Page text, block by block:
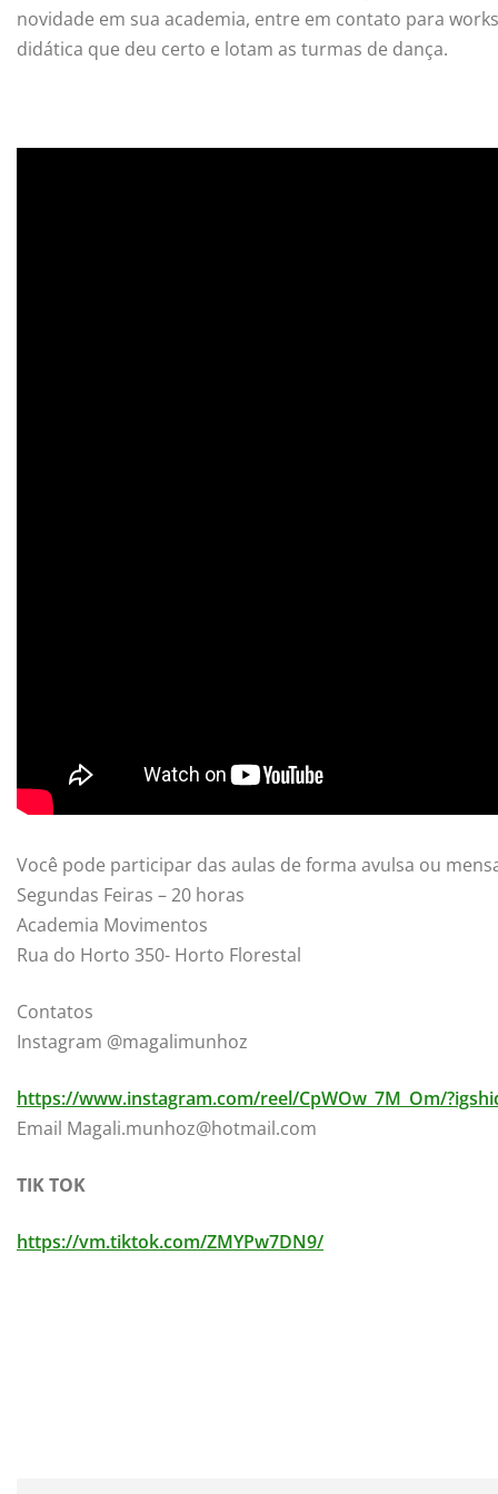
novidade em sua academia, entre em contato para
didática que deu certo e lotam as turmas de dança.
Você pode participar das aulas de forma avulsa ou
Segundas Feiras – 20 horas
Academia Movimentos
Rua do Horto 350- Horto Florestal
Contatos
Instagram @magalimunhoz
https://www.instagram.com/reel/CpWOw_7M_Om/
Email Magali.munhoz@hotmail.com
TIK TOK
https://vm.tiktok.com/ZMYPw7DN9/